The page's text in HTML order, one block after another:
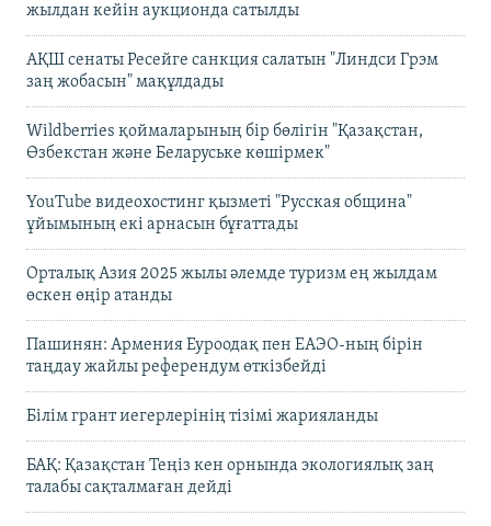
жылдан кейін аукционда сатылды
АҚШ сенаты Ресейге санкция салатын "Линдси Грэм
заң жобасын" мақұлдады
Wildberries қоймаларының бір бөлігін "Қазақстан,
Өзбекстан және Беларуське көшірмек"
YouTube видеохостинг қызметі "Русская община"
ұйымының екі арнасын бұғаттады
Орталық Азия 2025 жылы әлемде туризм ең жылдам
өскен өңір атанды
Пашинян: Армения Еуроодақ пен ЕАЭО-ның бірін
таңдау жайлы референдум өткізбейді
Білім грант иегерлерінің тізімі жарияланды
БАҚ: Қазақстан Теңіз кен орнында экологиялық заң
талабы сақталмаған дейді